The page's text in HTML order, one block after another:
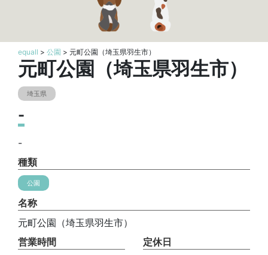
equall > 公園 > 元町公園（埼玉県羽生市）
元町公園（埼玉県羽生市）
埼玉県
-
-
種類
公園
名称
元町公園（埼玉県羽生市）
営業時間
定休日